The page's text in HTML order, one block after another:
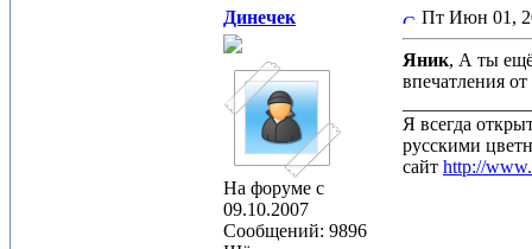
Динечек
На форуме с
09.10.2007
Сообщений: 9896
Пт Июн 01,
Яник, А ты
впечатления
Я всегда
русскими
сайт http://